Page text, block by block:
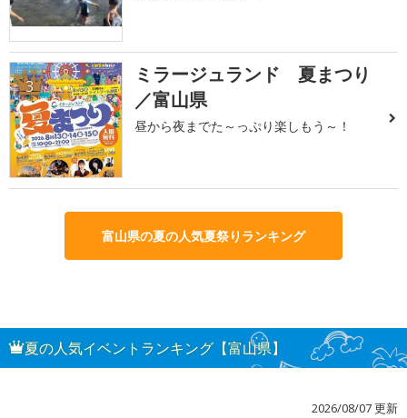
3
ミラージュランド 夏まつり
／富山県
昼から夜までた～っぷり楽しもう～！
富山県の夏の人気夏祭りランキング
夏の人気イベントランキング【富山県】
2026/08/07 更新